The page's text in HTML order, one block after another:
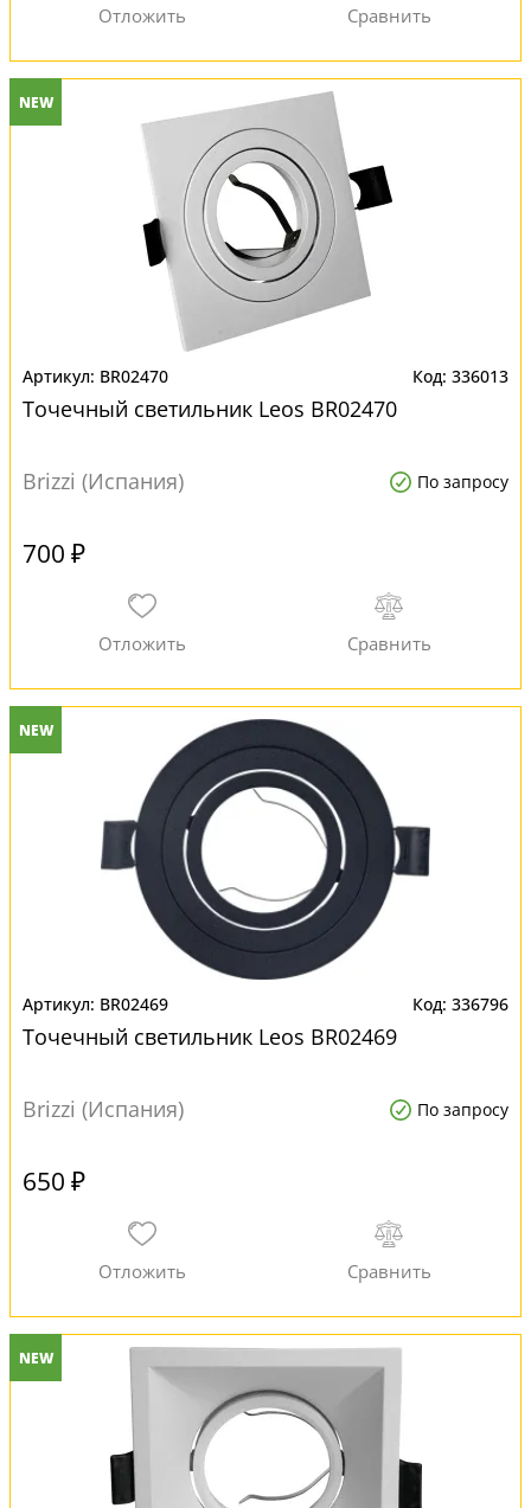
NEW
BR02470 336013
Точечный светильник Leos BR02470
Brizzi (Испания) По запросу
700 ₽
NEW
BR02469 336796
Точечный светильник Leos BR02469
Brizzi (Испания) По запросу
650 ₽
NEW